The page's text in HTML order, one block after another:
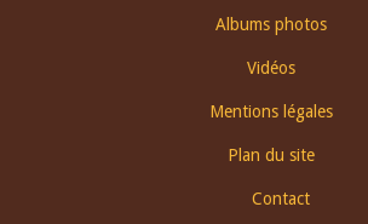
Albums photos
Vidéos
Mentions légales
Plan du site
Contact